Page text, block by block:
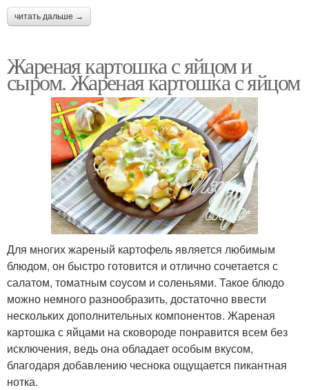
читать дальше →
Жареная картошка с яйцом и
сыром. Жареная картошка с яйцом
Для многих жареный картофель является любимым
блюдом, он быстро готовится и отлично сочетается с
салатом, томатным соусом и соленьями. Такое блюдо
можно немного разнообразить, достаточно ввести
нескольких дополнительных компонентов. Жареная
картошка с яйцами на сковороде понравится всем без
исключения, ведь она обладает особым вкусом,
благодаря добавлению чеснока ощущается пикантная
нотка.